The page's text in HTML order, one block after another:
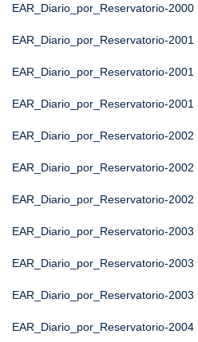
EAR_Diario_por_Reservatorio-2000
EAR_Diario_por_Reservatorio-2001
EAR_Diario_por_Reservatorio-2001
EAR_Diario_por_Reservatorio-2001
EAR_Diario_por_Reservatorio-2002
EAR_Diario_por_Reservatorio-2002
EAR_Diario_por_Reservatorio-2002
EAR_Diario_por_Reservatorio-2003
EAR_Diario_por_Reservatorio-2003
EAR_Diario_por_Reservatorio-2003
EAR_Diario_por_Reservatorio-2004